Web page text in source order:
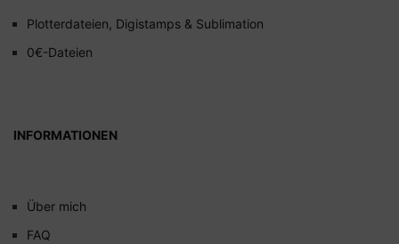
Plotterdateien, Digistamps & Sublimation
0€-Dateien
INFORMATIONEN
Über mich
FAQ